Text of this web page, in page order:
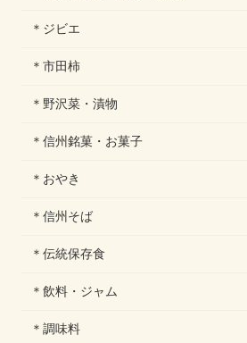
＊ジビエ
＊市田柿
＊野沢菜・漬物
＊信州銘菓・お菓子
＊おやき
＊信州そば
＊伝統保存食
＊飲料・ジャム
＊調味料